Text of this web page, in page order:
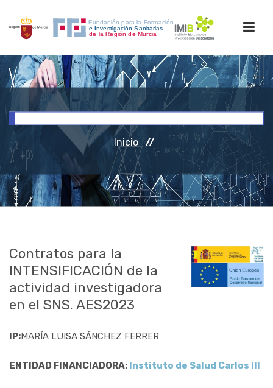
INICIO
INVESTIGACIÓN
RRHH
ACCESO PERSONAL
Inicio
Contratos para la
INTENSIFICACIÓN de la
actividad investigadora
en el SNS. AES2023
IP:MARÍA LUISA SÁNCHEZ FERRER
ENTIDAD FINANCIADORA: Instituto de Salud Carlos III